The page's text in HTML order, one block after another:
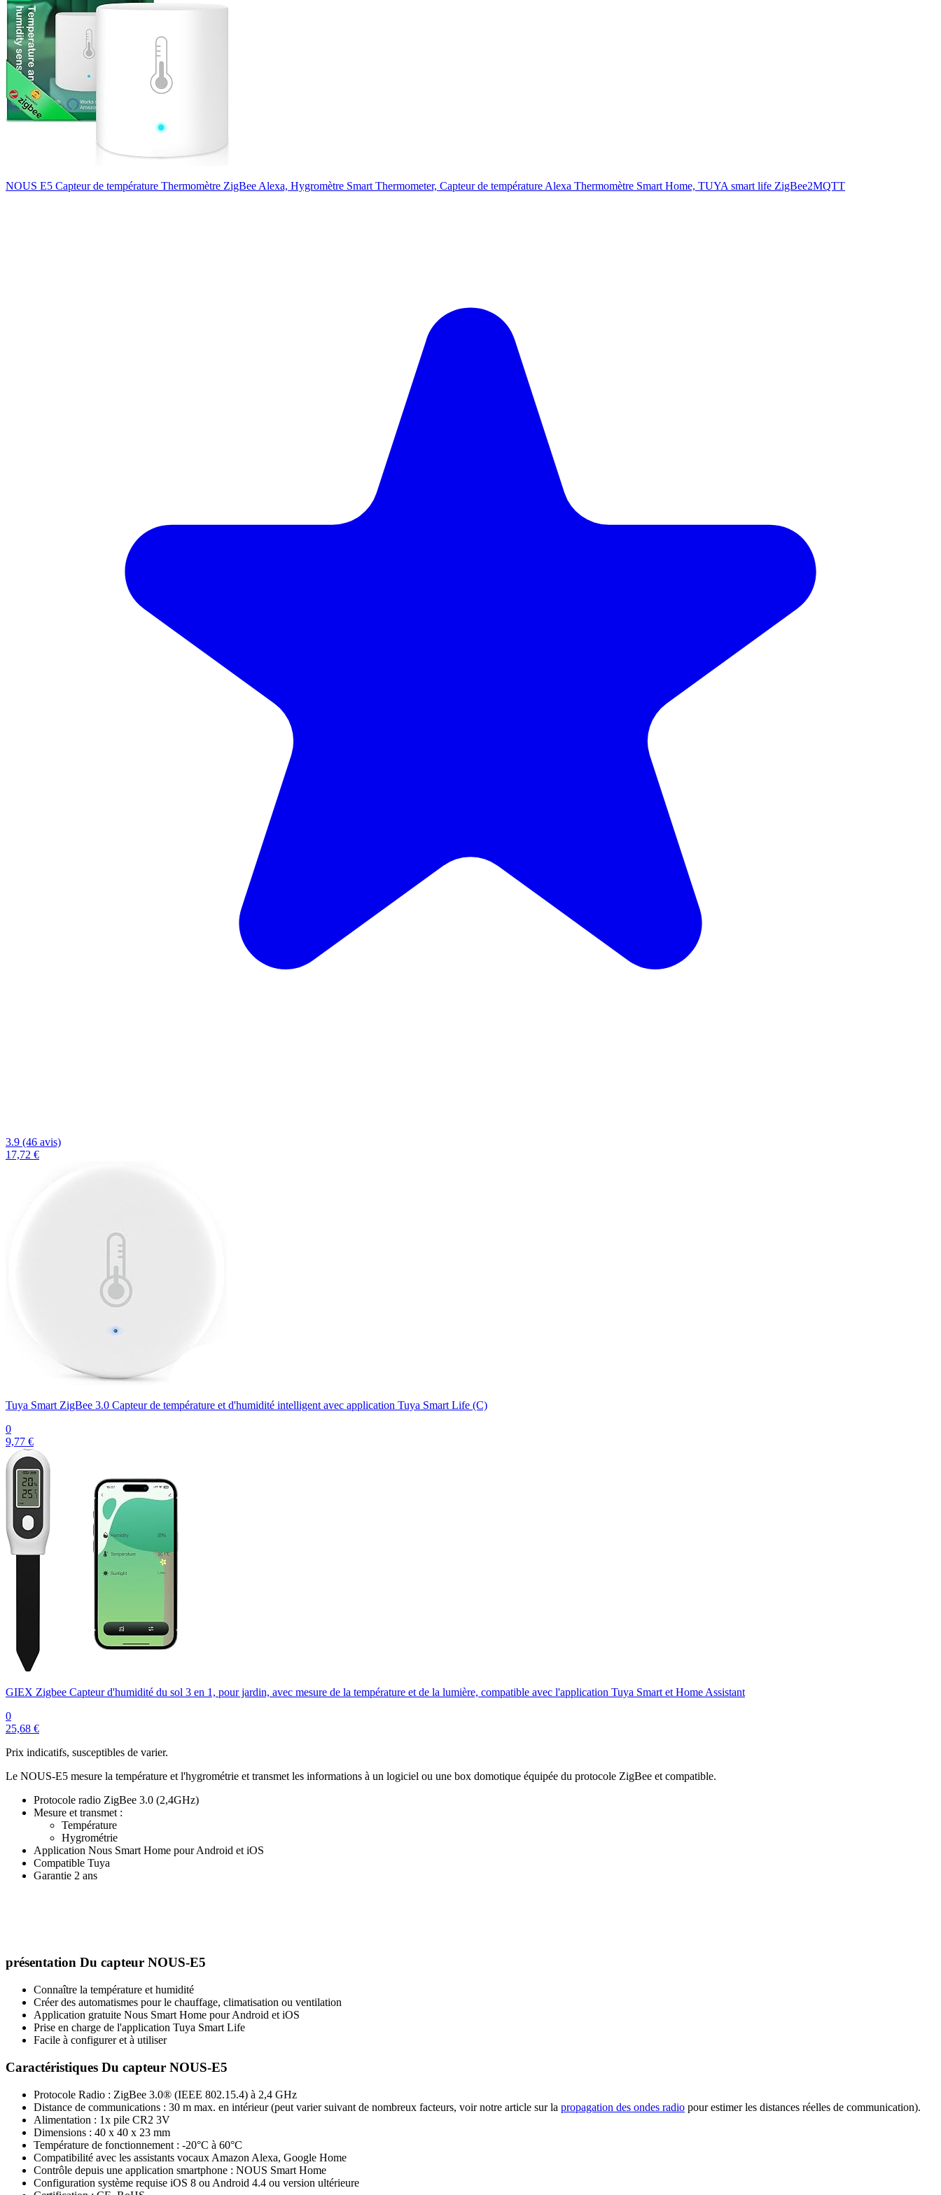
NOUS E5 Capteur de température Thermomètre ZigBee Alexa, Hygromètre Smart Thermometer, Capteur de température Alexa Thermomètre Smart Home, TUYA smart life ZigBee2MQTT
3.9 (46 avis)
17,72 €
Tuya Smart ZigBee 3.0 Capteur de température et d'humidité intelligent avec application Tuya Smart Life (C)
0
9,77 €
GIEX Zigbee Capteur d'humidité du sol 3 en 1, pour jardin, avec mesure de la température et de la lumière, compatible avec l'application Tuya Smart et Home Assistant
0
25,68 €
Prix indicatifs, susceptibles de varier.
Le NOUS-E5 mesure la température et l'hygrométrie et transmet les informations à un logiciel ou une box domotique équipée du protocole ZigBee et compatible.
Protocole radio ZigBee 3.0 (2,4GHz)
Mesure et transmet :
Température
Hygrométrie
Application Nous Smart Home pour Android et iOS
Compatible Tuya
Garantie 2 ans
présentation Du capteur NOUS-E5
Connaître la température et humidité
Créer des automatismes pour le chauffage, climatisation ou ventilation
Application gratuite Nous Smart Home pour Android et iOS
Prise en charge de l'application Tuya Smart Life
Facile à configurer et à utiliser
Caractéristiques Du capteur NOUS-E5
Protocole Radio : ZigBee 3.0® (IEEE 802.15.4) à 2,4 GHz
Distance de communications : 30 m max. en intérieur (peut varier suivant de nombreux facteurs, voir notre article sur la propagation des ondes radio pour estimer les distances réelles de communication).
Alimentation : 1x pile CR2 3V
Dimensions : 40 x 40 x 23 mm
Température de fonctionnement : -20°C à 60°C
Compatibilité avec les assistants vocaux Amazon Alexa, Google Home
Contrôle depuis une application smartphone : NOUS Smart Home
Configuration système requise iOS 8 ou Android 4.4 ou version ultérieure